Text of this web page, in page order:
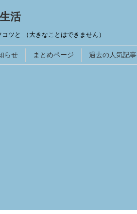
活
ツと （大きなことはできません）
らせ まとめページ 過去の人気記事